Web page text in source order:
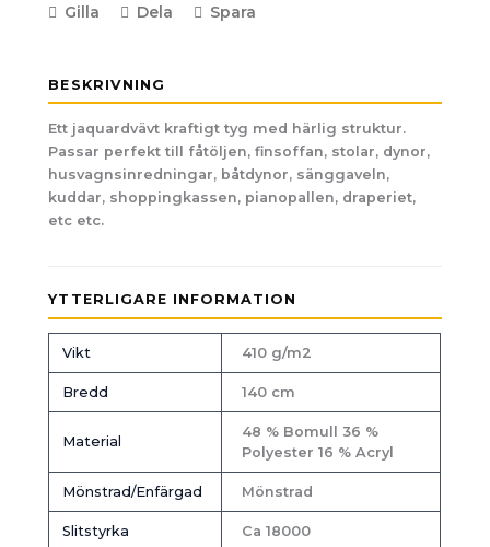
Gilla Dela Spara
BESKRIVNING
Ett jaquardvävt kraftigt tyg med härlig struktur.
Passar perfekt till fåtöljen, finsoffan, stolar, dynor,
husvagnsinredningar, båtdynor, sänggaveln,
kuddar, shoppingkassen, pianopallen, draperiet,
etc etc.
YTTERLIGARE INFORMATION
Vikt 410 g/m2
Bredd 140 cm
Material
48 % Bomull 36 %
Polyester 16 % Acryl
Mönstrad/Enfärgad Mönstrad
Slitstyrka Ca 18000